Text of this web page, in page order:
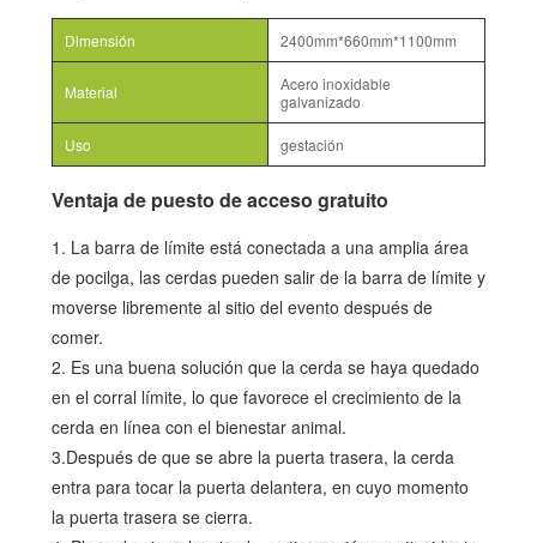
Dimensión 2400mm*660mm*1100mm
Material
Acero inoxidable
galvanizado
Uso gestación
Ventaja de puesto de acceso gratuito
1. La barra de límite está conectada a una amplia área
de pocilga, las cerdas pueden salir de la barra de límite y
moverse libremente al sitio del evento después de
comer.
2. Es una buena solución que la cerda se haya quedado
en el corral límite, lo que favorece el crecimiento de la
cerda en línea con el bienestar animal.
3.Después de que se abre la puerta trasera, la cerda
entra para tocar la puerta delantera, en cuyo momento
la puerta trasera se cierra.